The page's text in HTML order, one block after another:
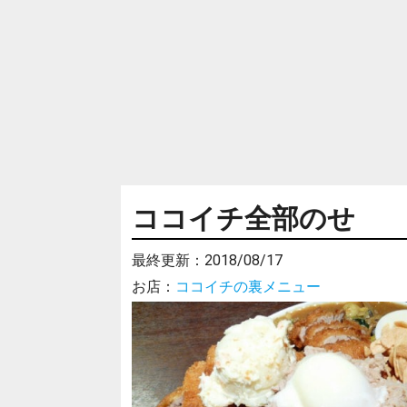
ココイチ全部のせ
最終更新： 2018/08/17
お店： ココイチの裏メニュー